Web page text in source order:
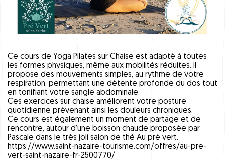
Ce cours de Yoga Pilates sur Chaise est adapté à toutes
les formes physiques, même aux mobilités réduites. Il
propose des mouvements simples, au rythme de votre
respiration, permettant une détente profonde du dos tout
en tonifiant votre sangle abdominale.
Ces exercices sur chaise améliorent votre posture
quotidienne prévenant ainsi les douleurs chroniques.
Ce cours est également un moment de partage et de
rencontre, autour d’une boisson chaude proposée par
Pascale dans le très joli salon de thé Au pré vert.
https://www.saint-nazaire-tourisme.com/offres/au-pre-
vert-saint-nazaire-fr-2500770/